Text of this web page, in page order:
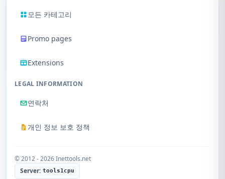
모든 카테고리
Promo pages
Extensions
LEGAL INFORMATION
연락처
개인 정보 보호 정책
© 2012 - 2026 Inettools.net
Server: tools1cpu